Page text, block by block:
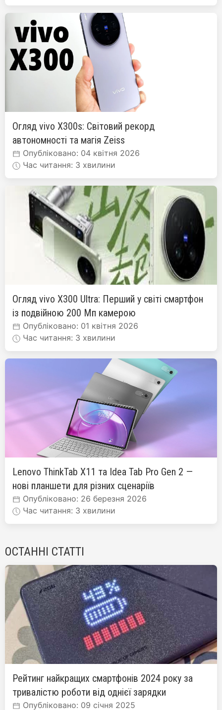
Огляд vivo X300s: Світовий рекорд
автономності та магія Zeiss
Опубліковано: 04 квітня 2026
Час читання: 3 хвилини
Огляд vivo X300 Ultra: Перший у світі смартфон
із подвійною 200 Мп камерою
Опубліковано: 01 квітня 2026
Час читання: 3 хвилини
Lenovo ThinkTab X11 та Idea Tab Pro Gen 2 —
нові планшети для різних сценаріїв
Опубліковано: 26 березня 2026
Час читання: 3 хвилини
ОСТАННІ СТАТТІ
Рейтинг найкращих смартфонів 2024 року за
тривалістю роботи від однієї зарядки
Опубліковано: 09 січня 2025